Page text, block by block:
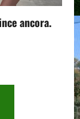
ancora.